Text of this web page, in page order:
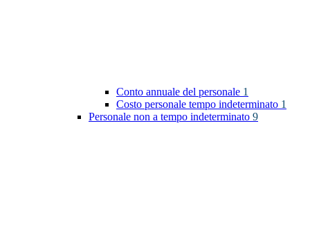
Conto annuale del personale 1
Costo personale tempo indeterminato 1
Personale non a tempo indeterminato 9